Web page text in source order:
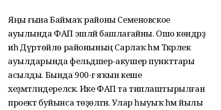
Яңы ғына Баймаҡ районы Семеновское
ауылында ФАП эшләй башлағайны. Ошо көндәрҙә
иһә Дүртөйлө районының Сарлаҡ һәм Тәкәрлек
ауылдарында фельдшер-акушер пункттары
асылды. Бында 900-гә яҡын кеше
хеҙмәтләндереләсәк. Ике ФАП та типлаштырылған
проект буйынса төҙөлгән. Улар һыуыҡ һәм йылы